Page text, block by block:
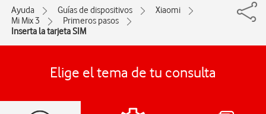
Ayuda Guías de dispositivos
Xiaomi
Mi Mix 3
Primeros pasos
Inserta la tarjeta SIM
Elige el tema de tu consulta